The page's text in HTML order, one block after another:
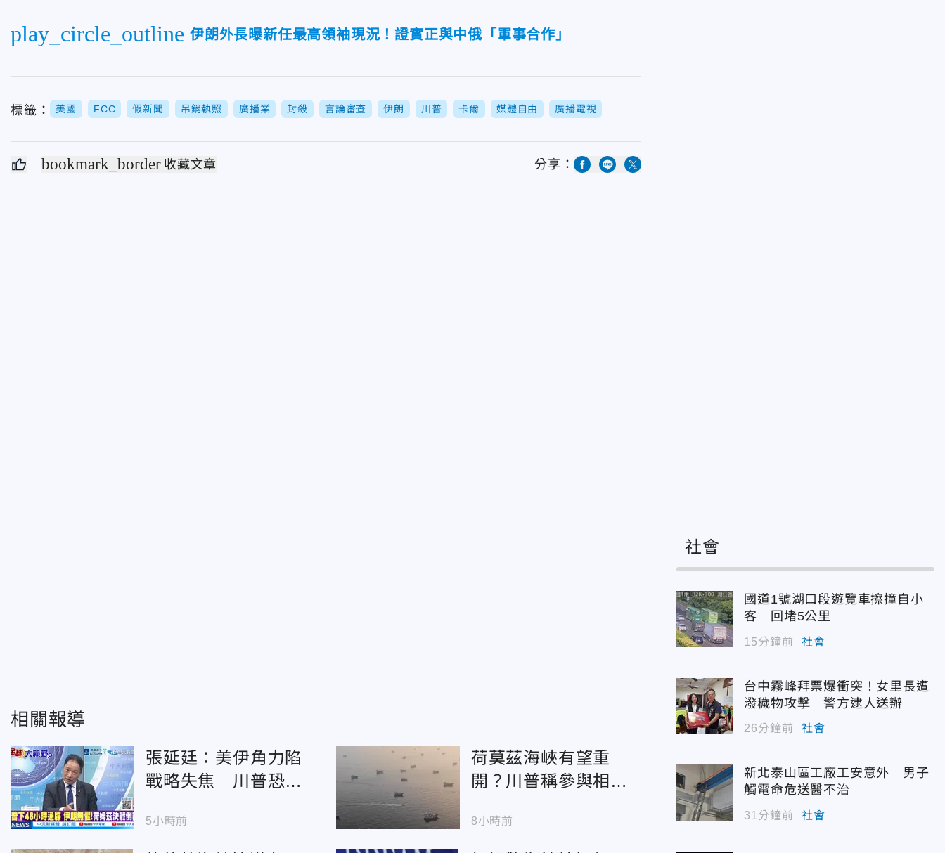
play_circle_outline 伊朗外長曝新任最高領袖現況！證實正與中俄「軍事合作」
標籤： 美國 FCC 假新聞 吊銷執照 廣播業 封殺 言論審查 伊朗 川普 卡爾 媒體自由 廣播電視
bookmark_border 收藏文章 分享：
相關報導
張延廷：美伊角力陷
戰略失焦 川普恐難
5小時前
荷莫茲海峽有望重
開？川普稱參與相關
果
8小時前
社會
國道1號湖口段遊覽車擦撞自小
客 回堵5公里
15分鐘前 社會
台中霧峰拜票爆衝突！女里長遭
潑穢物攻擊 警方逮人送辦
26分鐘前 社會
新北泰山區工廠工安意外 男子
觸電命危送醫不治
31分鐘前 社會